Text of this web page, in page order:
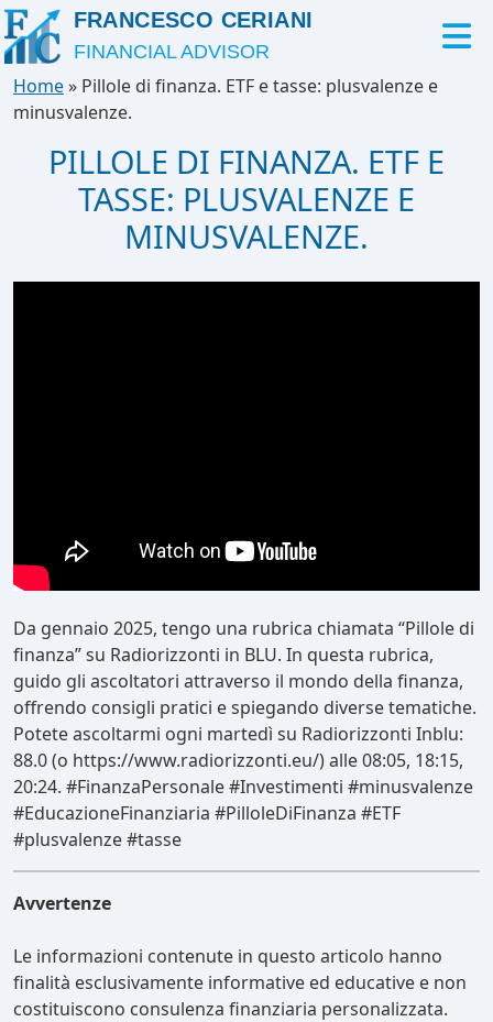
FRANCESCO CERIANI
FINANCIAL ADVISOR
Home» Pillole di finanza. ETF e tasse: plusvalenze e
minusvalenze.
PILLOLE DI FINANZA. ETF E
TASSE: PLUSVALENZE E
MINUSVALENZE.
Da gennaio 2025, tengo una rubrica chiamata “Pillole di
finanza” su Radiorizzonti in BLU. In questa rubrica,
guido gli ascoltatori attraverso il mondo della finanza,
offrendo consigli pratici e spiegando diverse tematiche.
Potete ascoltarmi ogni martedì su Radiorizzonti Inblu:
88.0 (o https://www.radiorizzonti.eu/) alle 08:05, 18:15,
20:24. #FinanzaPersonale #Investimenti #minusvalenze
#EducazioneFinanziaria #PilloleDiFinanza #ETF
#plusvalenze #tasse
Avvertenze
Le informazioni contenute in questo articolo hanno
finalità esclusivamente informative ed educative e non
costituiscono consulenza finanziaria personalizzata.